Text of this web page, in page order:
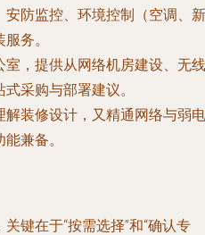
安防监控、环境控制（空调、新
务。
室，提供从网络机房建设、无线
采购与部署建议。
装修设计，又精通网络与弱电
兼备。
键在于“按需选择”和“确认专